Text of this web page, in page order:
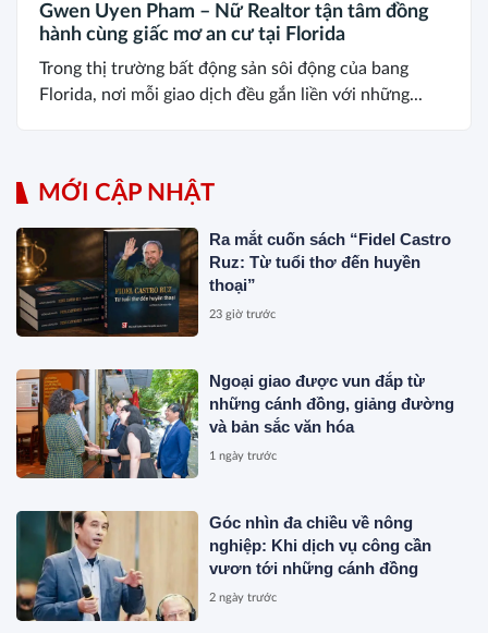
Gwen Uyen Pham – Nữ Realtor tận tâm đồng
hành cùng giấc mơ an cư tại Florida
Trong thị trường bất động sản sôi động của bang
Florida, nơi mỗi giao dịch đều gắn liền với những...
MỚI CẬP NHẬT
Ra mắt cuốn sách “Fidel Castro
Ruz: Từ tuổi thơ đến huyền
thoại”
23 giờ trước
Ngoại giao được vun đắp từ
những cánh đồng, giảng đường
và bản sắc văn hóa
1 ngày trước
Góc nhìn đa chiều về nông
nghiệp: Khi dịch vụ công cần
vươn tới những cánh đồng
2 ngày trước